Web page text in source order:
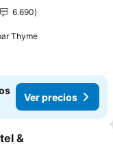
6.690
Thyme
Ver precios
favoritos
&